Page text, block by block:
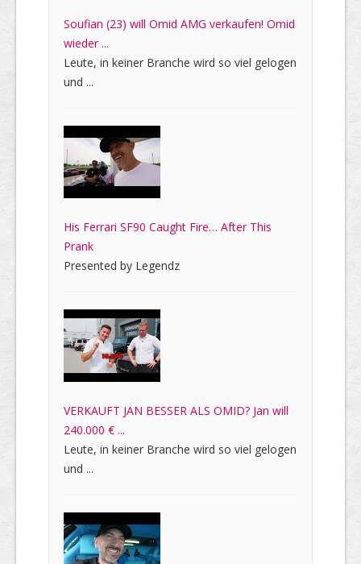
Soufian (23) will Omid AMG verkaufen! Omid
wieder ...
Leute, in keiner Branche wird so viel gelogen
und ...
His Ferrari SF90 Caught Fire… After This
Prank
Presented by Legendz
VERKAUFT JAN BESSER ALS OMID? Jan will
240.000 € ...
Leute, in keiner Branche wird so viel gelogen
und ...